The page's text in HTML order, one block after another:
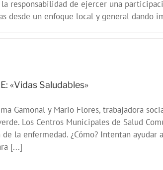
responsabilidad de ejercer una
desde un enfoque local y general dando
«Vidas Saludables»
Gamonal y Mario Flores, trabajadora
Los Centros Municipales de Salud
la enfermedad. ¿Cómo? Intentan
[...]